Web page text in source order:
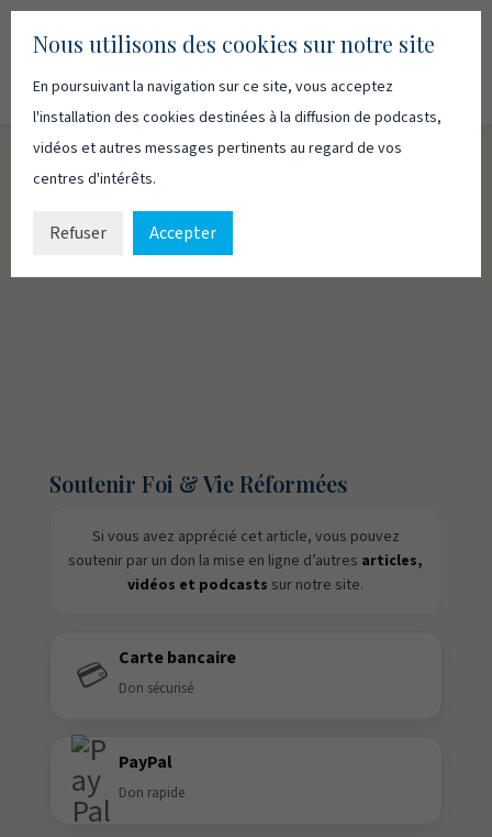
SOUTENIR FOI & VIE
RÉFORMÉES
Soutenir Foi & Vie Réformées
Si vous avez apprécié cet article, vous pouvez
soutenir par un don la mise en ligne d’autres articles,
vidéos et podcasts sur notre site.
💳 Carte bancaire
Don sécurisé
PayPal
Don rapide
Nous utilisons des cookies sur notre site
En poursuivant la navigation sur ce site, vous acceptez
l'installation des cookies destinées à la diffusion de podcasts,
vidéos et autres messages pertinents au regard de vos
centres d'intérêts.
Refuser Accepter